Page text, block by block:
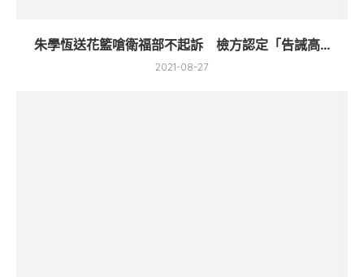
朱學恆送花籃嗆衛福部不起訴 檢方認定「告誡高...
2021-08-27